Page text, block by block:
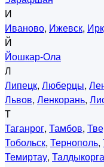
И
Иваново, Ижевск,
Й
Йошкар-Ола
Л
Липецк, Люберцы,
Львов, Ленкорань,
Т
Таганрог, Тамбов,
Тобольск, Тернополь,
Темиртау,